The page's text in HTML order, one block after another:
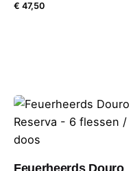
Rood
€ 47,50